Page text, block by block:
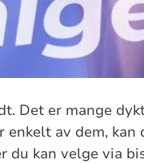
Det er mange
av dem, kan
du kan velge via